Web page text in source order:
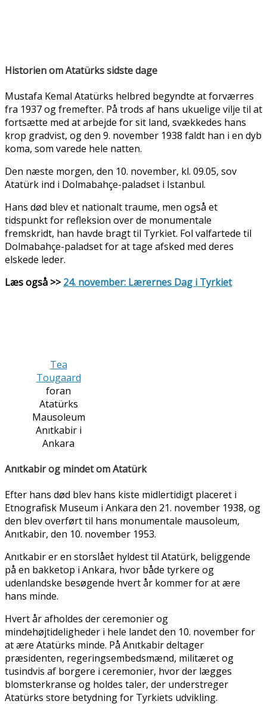
Historien om Atatürks sidste dage
Mustafa Kemal Atatürks helbred begyndte at forværres
fra 1937 og fremefter. På trods af hans ukuelige vilje til at
fortsætte med at arbejde for sit land, svækkedes hans
krop gradvist, og den 9. november 1938 faldt han i en dyb
koma, som varede hele natten.
Den næste morgen, den 10. november, kl. 09.05, sov
Atatürk ind i Dolmabahçe-paladset i Istanbul.
Hans død blev et nationalt traume, men også et
tidspunkt for refleksion over de monumentale
fremskridt, han havde bragt til Tyrkiet. Fol valfartede til
Dolmabahçe-paladset for at tage afsked med deres
elskede leder.
Læs også >>24. november: Lærernes Dag i Tyrkiet
Tea
Tougaard
foran
Atatürks
Mausoleum
Anıtkabir i
Ankara
Anıtkabir og mindet om Atatürk
Efter hans død blev hans kiste midlertidigt placeret i
Etnografisk Museum i Ankara den 21. november 1938, og
den blev overført til hans monumentale mausoleum,
Anıtkabir, den 10. november 1953.
Anıtkabir er en storslået hyldest til Atatürk, beliggende
på en bakketop i Ankara, hvor både tyrkere og
udenlandske besøgende hvert år kommer for at ære
hans minde.
Hvert år afholdes der ceremonier og
mindehøjtideligheder i hele landet den 10. november for
at ære Atatürks minde. På Anıtkabir deltager
præsidenten, regeringsembedsmænd, militæret og
tusindvis af borgere i ceremonier, hvor der lægges
blomsterkranse og holdes taler, der understreger
Atatürks store betydning for Tyrkiets udvikling.